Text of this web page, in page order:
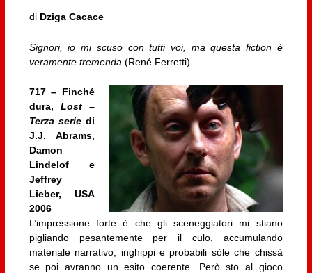
di Dziga Cacace
Signori, io mi scuso con tutti voi, ma questa fiction è
veramente tremenda (René Ferretti)
717 – Finché
dura, Lost –
Terza seriedi
J.J. Abrams,
Damon
Lindelof e
Jeffrey
Lieber, USA
2006
L’impressione forte è che gli sceneggiatori mi stiano
pigliando pesantemente per il culo, accumulando
materiale narrativo, inghippi e probabili sòle che chissà
se poi avranno un esito coerente. Però sto al gioco